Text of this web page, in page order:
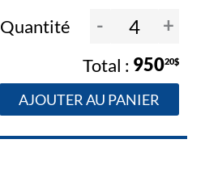
Quantité - +
95020$
AJOUTER AU PANIER